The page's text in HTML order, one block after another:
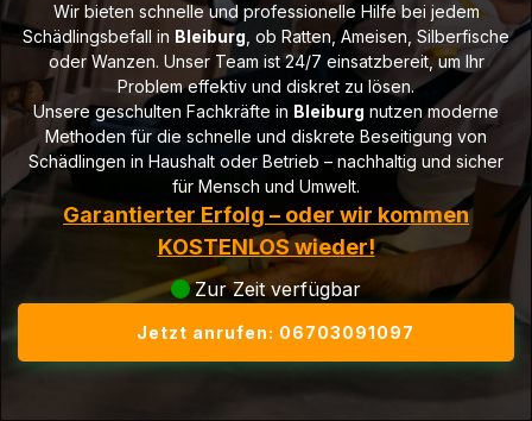
Wir bieten schnelle und professionelle Hilfe bei jedem
Schädlingsbefall in Bleiburg , ob Ratten, Ameisen, Silberfische
oder Wanzen. Unser Team ist 24/7 einsatzbereit, um Ihr
Problem effektiv und diskret zu lösen.
Unsere geschulten Fachkräfte in Bleiburg nutzen moderne
Methoden für die schnelle und diskrete Beseitigung von
Schädlingen in Haushalt oder Betrieb – nachhaltig und sicher
für Mensch und Umwelt.
Garantierter Erfolg – oder wir kommen
KOSTENLOS wieder!
Zur Zeit verfügbar
Jetzt anrufen: 06703091097